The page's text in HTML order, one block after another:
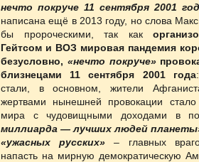
нечто покруче 11 сентября 2001
написана ещё в 2013 году, но слова
бы пророческими, так как
Гейтсом и ВОЗ мировая пандемия
безусловно, «нечто покруче»
близнецами 11 сентября 2001 года
стали, в основном, жители
жертвами нынешней провокации стало
мира с чудовищными доходами в
миллиарда — лучших людей
«ужасных русских» – главных
напасть на мирную демократическую